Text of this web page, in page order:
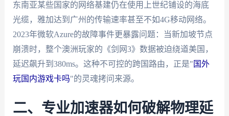
东南亚某些国家的网络基建仍在使用上世纪铺设的海底
光缆，雅加达到广州的传输速率甚至不如4G移动网络。
2023年微软Azure的故障事件更暴露问题：当新加坡节点
崩溃时，整个澳洲玩家的《剑网3》数据被迫绕道美国，
延迟飙升到380ms。这种不可控的跨国路由，正是" 国外
玩国内游戏卡吗"的灵魂拷问来源。
二、专业加速器如何破解物理延